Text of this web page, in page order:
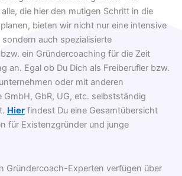
die hier den mutigen Schritt in die
bieten wir nicht nur eine intensive
auch spezialisierte
ein Gründercoaching für die Zeit
an. Egal ob Du Dich als Freiberufler bzw.
oder mit anderen
GmbH, GbR, UG, etc. selbstständig
Hier findest Du eine Gesamtübersicht
für Existenzgründer und junge
Gründercoach-Experten verfügen über